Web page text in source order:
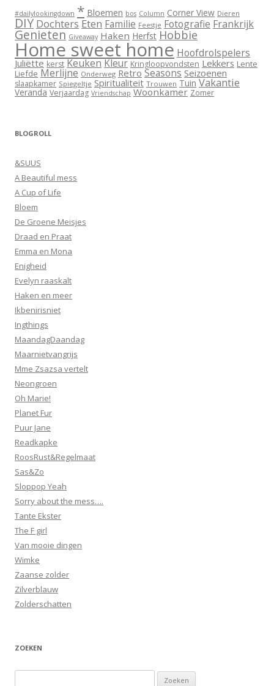
#dailylookingdown * Bloemen bos Column Corner View Dieren
DIY Dochters Eten Familie Feestje Fotografie Frankrijk
Genieten Giveaway Haken Herfst Hobbie
Home sweet home Hoofdrolspelers
Juliëtte kerst KeukenKleur Kringloopvondsten Lekkers Lente
Liefde Merlijne Onderweg Retro Seasons Seizoenen
slaapkamer Spiegeltje Spiritualiteit Trouwen Tuin Vakantie
Veranda Verjaardag Vriendschap Woonkamer Zomer
BLOGROLL
&SUUS
A Beautiful mess
A Cup of Life
Bloem
De Groene Meisjes
Draad en Praat
Emma en Mona
Enigheid
Evelyn raaskalt
Haken en meer
Ikbenirisniet
Ingthings
MaandagDaandag
Maarnietvangrijs
Mme Zsazsa vertelt
Neongroen
Oh Marie!
Planet Fur
Puur Jane
Readkapke
RoosRust&Regelmaat
Sas&Zo
Sloppop Yeah
Sorry about the mess….
Tante Ekster
The F girl
Van mooie dingen
Wimke
Zaanse zolder
Zilverblauw
Zolderschatten
ZOEKEN